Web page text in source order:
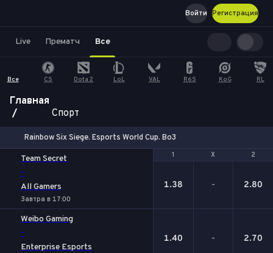
Регистрация
Войти
Live Прематч Все
Все CS Dota 2 LoL VAL R6S KoG RL
Главная
Спорт
Rainbow Six Siege. Esports World Cup. Bo3
1 Х 2
Team Secret
-
All Gamers
Завтра в 17:00
1 Х 2
1.38 - 2.80
Weibo Gaming
-
Enterprise Esports
1.40 - 2.70